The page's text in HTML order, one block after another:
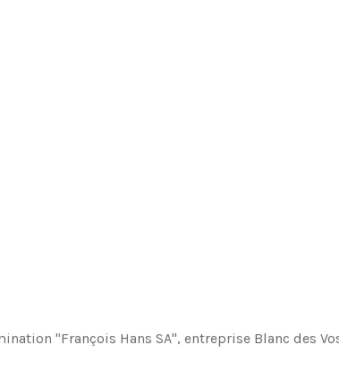
"François Hans SA", entreprise Blanc des